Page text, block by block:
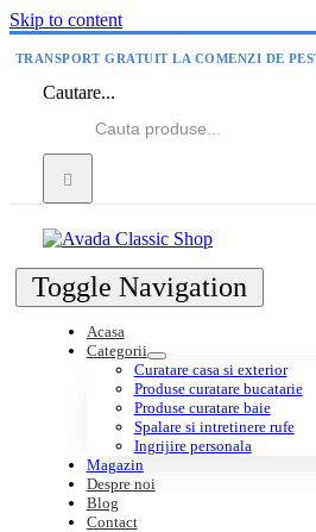
Skip to content
TRANSPORT GRATUIT LA COMENZI DE
Cautare...
Toggle Navigation
Acasa
Categorii
Curatare casa si exterior
Produse curatare bucatarie
Produse curatare baie
Spalare si intretinere rufe
Ingrijire personala
Magazin
Despre noi
Blog
Contact